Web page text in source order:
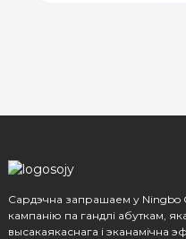
Сардэчна запрашаем у Ningbo
кампанію па гандлі абуткам,
высакаякаснага і эканамічна